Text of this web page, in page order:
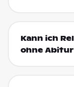
Kann ich
ohne